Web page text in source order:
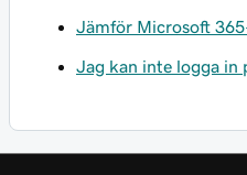
Jämför Microsoft
Jag kan inte logga in